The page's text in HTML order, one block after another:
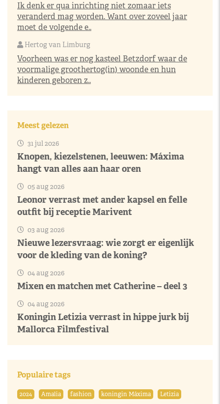
Ik denk er qua inrichting niet zomaar iets
veranderd mag worden. Want over zoveel jaar
moet de volgende e..
Hertog van Limburg
Voorheen was er nog kasteel Betzdorf waar de
voormalige groothertog(in) woonde en hun
kinderen geboren z..
Meest gelezen
31 jul 2026
Knopen, kiezelstenen, leeuwen: Máxima
hangt van alles aan haar oren
05 aug 2026
Leonor verrast met ander kapsel en felle
outfit bij receptie Marivent
03 aug 2026
Nieuwe lezersvraag: wie zorgt er eigenlijk
voor de kleding van de koning?
04 aug 2026
Mixen en matchen met Catherine – deel 3
04 aug 2026
Koningin Letizia verrast in hippe jurk bij
Mallorca Filmfestival
Populaire tags
2024 Amalia fashion koningin Máxima
Letizia